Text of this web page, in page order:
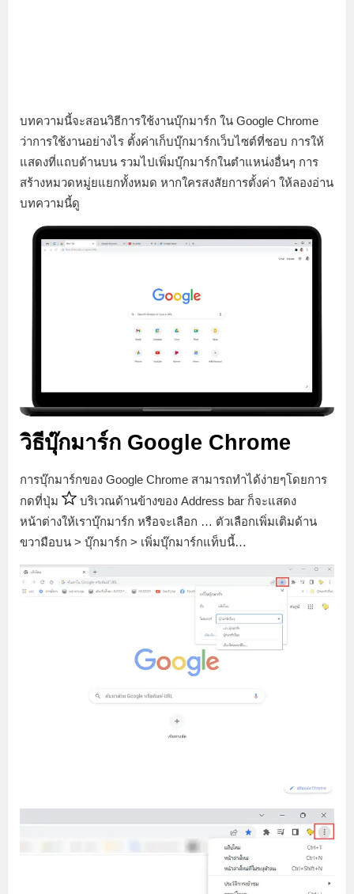
บทความนี้จะสอนวิธีการใช้งานบุ๊กมาร์ก ใน Google Chrome
ว่าการใช้งานอย่างไร ตั้งค่าเก็บบุ๊กมาร์กเว็บไซต์ที่ชอบ การให้
แสดงที่แถบด้านบน รวมไปเพิ่มบุ๊กมาร์กในตำแหน่งอื่นๆ การ
สร้างหมวดหมู่ยแยกทั้งหมด หากใครสงสัยการตั้งค่า ให้ลองอ่าน
บทความนี้ดู
วิธีบุ๊กมาร์ก Google Chrome
การบุ๊กมาร์กของ Google Chrome สามารถทำได้ง่ายๆโดยการ
กดที่ปุ่ม
บริเวณด้านข้างของ Address bar ก็จะแสดง
หน้าต่างให้เราบุ๊กมาร์ก หรือจะเลือก … ตัวเลือกเพิ่มเติมด้าน
ขวามือบน > บุ๊กมาร์ก > เพิ่มบุ๊กมาร์กแท็บนี้…